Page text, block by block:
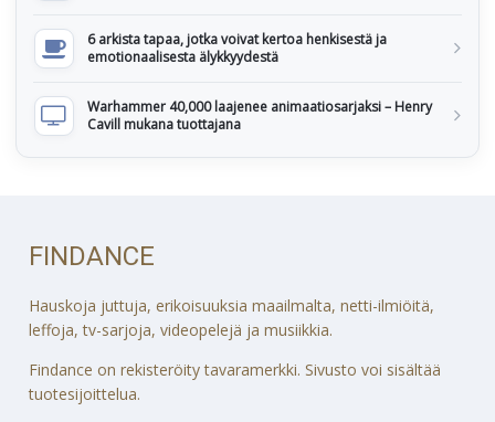
6 arkista tapaa, jotka voivat kertoa henkisestä ja
emotionaalisesta älykkyydestä
Warhammer 40,000 laajenee animaatiosarjaksi – Henry
Cavill mukana tuottajana
FINDANCE
Hauskoja juttuja, erikoisuuksia maailmalta, netti-ilmiöitä,
leffoja, tv-sarjoja, videopelejä ja musiikkia.
Findance on rekisteröity tavaramerkki. Sivusto voi sisältää
tuotesijoittelua.